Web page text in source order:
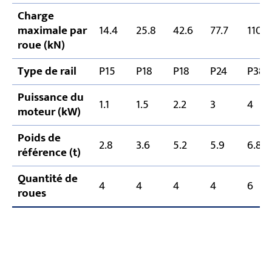
Charge
maximale par
roue (kN)
14.4 25.8 42.6 77.7 110.4
Type de rail P15 P18 P18 P24
P38
Puissance du
moteur (kW) 1.1 1.5 2.2 3
4
Poids de
référence (t) 2.8 3.6 5.2 5.9
6.8
Quantité de
roues 4 4 4 4 6